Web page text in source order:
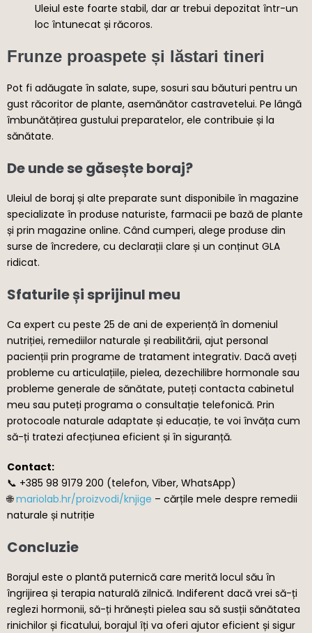
Uleiul este foarte stabil, dar ar trebui depozitat într-un
loc întunecat și răcoros.
Frunze proaspete și lăstari tineri
Pot fi adăugate în salate, supe, sosuri sau băuturi pentru un
gust răcoritor de plante, asemănător castravetelui. Pe lângă
îmbunătățirea gustului preparatelor, ele contribuie și la
sănătate.
De unde se găsește boraj?
Uleiul de boraj și alte preparate sunt disponibile în magazine
specializate în produse naturiste, farmacii pe bază de plante
și prin magazine online. Când cumperi, alege produse din
surse de încredere, cu declarații clare și un conținut GLA
ridicat.
Sfaturile și sprijinul meu
Ca expert cu peste 25 de ani de experiență în domeniul
nutriției, remediilor naturale și reabilitării, ajut personal
pacienții prin programe de tratament integrativ. Dacă aveți
probleme cu articulațiile, pielea, dezechilibre hormonale sau
probleme generale de sănătate, puteți contacta cabinetul
meu sau puteți programa o consultație telefonică. Prin
protocoale naturale adaptate și educație, te voi învăța cum
să-ți tratezi afecțiunea eficient și în siguranță.
Contact:
📞 +385 98 9179 200 (telefon, Viber, WhatsApp)
🌐mariolab.hr/proizvodi/knjige – cărțile mele despre remedii
naturale și nutriție
Concluzie
Borajul este o plantă puternică care merită locul său în
îngrijirea și terapia naturală zilnică. Indiferent dacă vrei să-ți
reglezi hormonii, să-ți hrănești pielea sau să susții sănătatea
rinichilor și ficatului, borajul îți va oferi ajutor eficient și sigur